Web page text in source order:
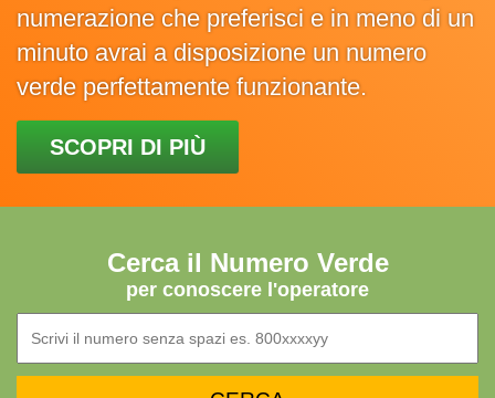
numerazione che preferisci e in meno di un
minuto avrai a disposizione un numero
verde perfettamente funzionante.
SCOPRI DI PIÙ
Cerca il Numero Verde
per conoscere l'operatore